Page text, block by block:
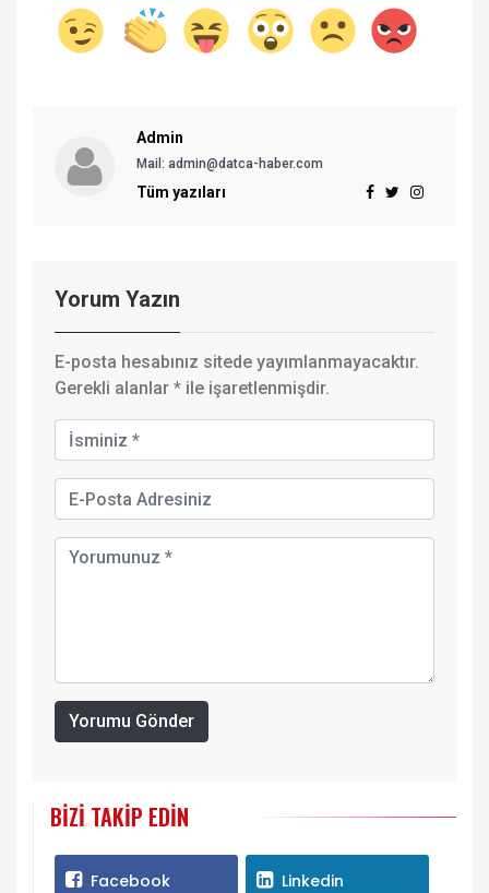
Admin
Mail: admin@datca-haber.com
Tüm yazıları
Yorum Yazın
E-posta hesabınız sitede yayımlanmayacaktır.
Gerekli alanlar * ile işaretlenmişdir.
Yorumu Gönder
BIZI TAKIP EDIN
Facebook Linkedin